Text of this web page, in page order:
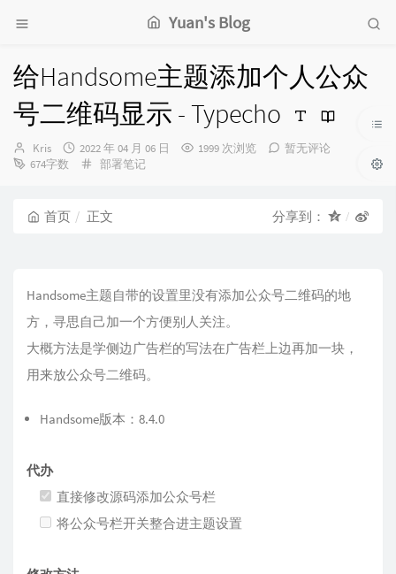
Yuan's Blog
给Handsome主题添加个人公众
号二维码显示 - Typecho
博
主：
Kris
发
布
2022 年 04 月 06 日 1999 次浏览
暂无评论
674字数
分
部署笔记
首页 正文 分享到：
Handsome主题自带的设置里没有添加公众号二维码的地
方，寻思自己加一个方便别人关注。
大概方法是学侧边广告栏的写法在广告栏上边再加一块，
用来放公众号二维码。
Handsome版本：8.4.0
代办
直接修改源码添加公众号栏
将公众号栏开关整合进主题设置